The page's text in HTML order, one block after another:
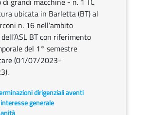
ubicata in Barletta (BT) al
n. 16 nell’ambito
BT con riferimento
del 1° semestre
(01/07/2023-
dirigenziali aventi
generale